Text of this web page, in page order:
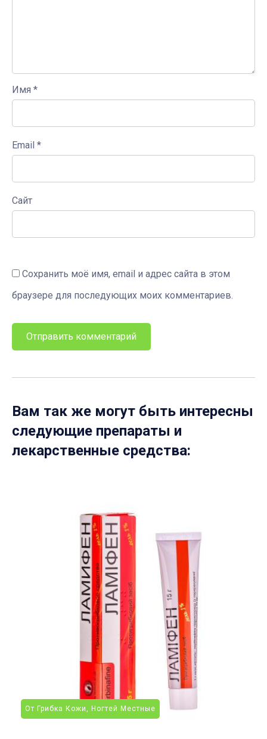
Имя *
Email *
Сайт
Сохранить моё имя, email и адрес сайта в этом
браузере для последующих моих комментариев.
Вам так же могут быть интересны
следующие препараты и
лекарственные средства:
От Грибка Кожи, Ногтей Местные